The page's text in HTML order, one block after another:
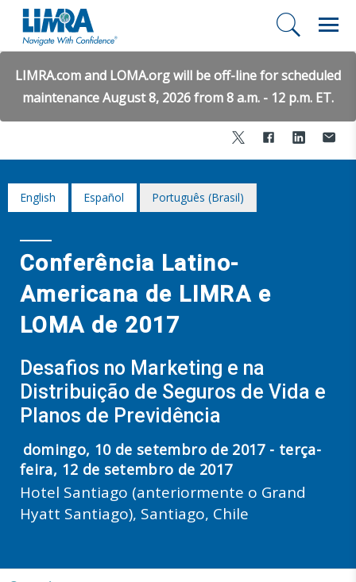
LIMRA.com and LOMA.org will be off-line for scheduled
maintenance August 8, 2026 from 8 a.m. - 12 p.m. ET.
English Español Português (Brasil)
Conferência Latino-
Americana de LIMRA e
LOMA de 2017
Desafios no Marketing e na
Distribuição de Seguros de Vida e
Planos de Previdência
domingo, 10 de setembro de 2017 - terça-
feira, 12 de setembro de 2017
Hotel Santiago (anteriormente o Grand
Hyatt Santiago), Santiago, Chile